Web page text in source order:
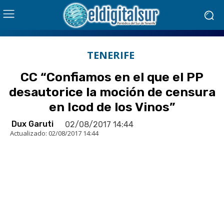
TENERIFE
CC “Confiamos en el que el PP
desautorice la moción de censura
en Icod de los Vinos”
Dux Garuti 02/08/2017 14:44
Actualizado: 02/08/2017 14:44